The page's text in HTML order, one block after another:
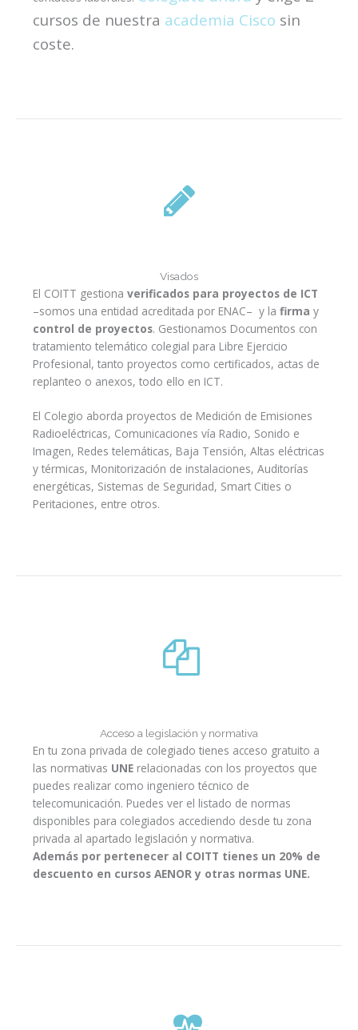
cursos de nuestra academia Cisco sin
coste.
Visados
El COITT gestiona verificados para proyectos de ICT
–somos una entidad acreditada por ENAC– y la firma y
control de proyectos. Gestionamos Documentos con
tratamiento telemático colegial para Libre Ejercicio
Profesional, tanto proyectos como certificados, actas de
replanteo o anexos, todo ello en ICT.
El Colegio aborda proyectos de Medición de Emisiones
Radioeléctricas, Comunicaciones vía Radio, Sonido e
Imagen, Redes telemáticas, Baja Tensión, Altas eléctricas
y térmicas, Monitorización de instalaciones, Auditorías
energéticas, Sistemas de Seguridad, Smart Cities o
Peritaciones, entre otros.
Acceso a legislación y normativa
En tu zona privada de colegiado tienes acceso gratuito a
las normativas UNE relacionadas con los proyectos que
puedes realizar como ingeniero técnico de
telecomunicación. Puedes ver el listado de normas
disponibles para colegiados accediendo desde tu zona
privada al apartado legislación y normativa.
Además por pertenecer al COITT tienes un 20% de
descuento en cursos AENOR y otras normas UNE.